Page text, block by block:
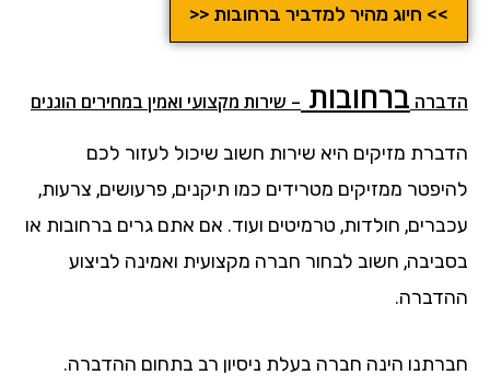
>> חיוג מהיר למדביר ברחובות <<
הדברה ברחובות – שירות מקצועי ואמין במחירים הוגנים
הדברת מזיקים היא שירות חשוב שיכול לעזור לכם
להיפטר ממזיקים מטרידים כמו תיקנים, פרעושים, צרעות,
עכברים, חולדות, טרמיטים ועוד. אם אתם גרים ברחובות או
בסביבה, חשוב לבחור חברה מקצועית ואמינה לביצוע
ההדברה.
חברתנו הינה חברה בעלת ניסיון רב בתחום ההדברה.